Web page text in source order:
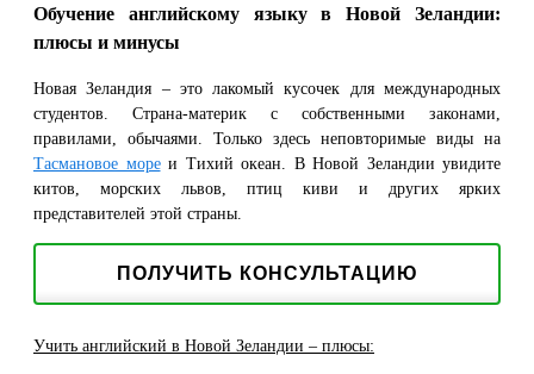
Обучение английскому языку в Новой Зеландии:
плюсы и минусы
Новая Зеландия – это лакомый кусочек для международных
студентов. Страна-материк с собственными законами,
правилами, обычаями. Только здесь неповторимые виды на
Тасмановое мореи Тихий океан. В Новой Зеландии увидите
китов, морских львов, птиц киви и других ярких
представителей этой страны.
ПОЛУЧИТЬ КОНСУЛЬТАЦИЮ
Учить английский в Новой Зеландии – плюсы: